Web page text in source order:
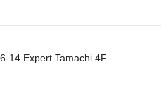
14 Expert Tamachi 4F